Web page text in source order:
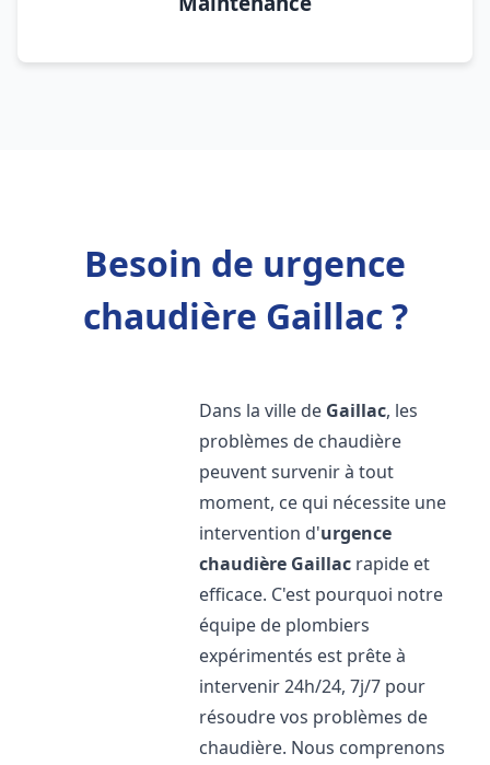
Besoin de urgence
chaudière Gaillac ?
Dans la ville de Gaillac, les
problèmes de chaudière
peuvent survenir à tout
moment, ce qui nécessite une
intervention d'urgence
chaudière Gaillac rapide et
efficace. C'est pourquoi notre
équipe de plombiers
expérimentés est prête à
intervenir 24h/24, 7j/7 pour
résoudre vos problèmes de
chaudière. Nous comprenons